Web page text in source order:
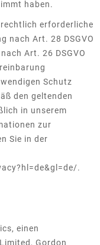
haben.
erforderliche
nach Art. 28 DSGVO
Art. 26 DSGVO
Schutz
den geltenden
in unserem
zur
Sie in der
.
einen
Gordon